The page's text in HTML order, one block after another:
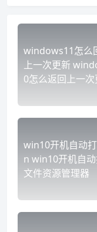
windows11怎么
上一次更新
0怎么返回上一次
win10开机自动
n win10开机自
文件资源管理器